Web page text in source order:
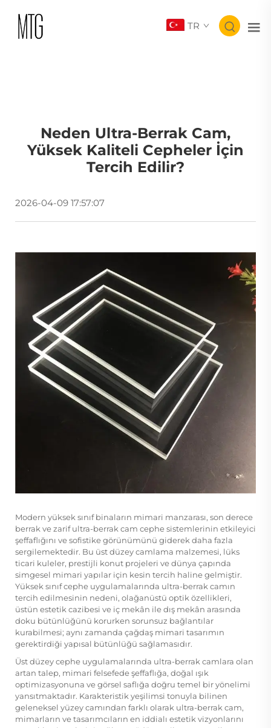
TR
Neden Ultra-Berrak Cam,
Yüksek Kaliteli Cepheler İçin
Tercih Edilir?
2026-04-09 17:57:07
Modern yüksek sınıf binaların mimari manzarası, son derece
berrak ve zarif ultra-berrak cam cephe sistemlerinin etkileyici
şeffaflığını ve sofistike görünümünü giderek daha fazla
sergilemektedir. Bu üst düzey camlama malzemesi, lüks
ticari kuleler, prestijli konut projeleri ve dünya çapında
simgesel mimari yapılar için kesin tercih haline gelmiştir.
Yüksek sınıf cephe uygulamalarında ultra-berrak camın
tercih edilmesinin nedeni, olağanüstü optik özellikleri,
üstün estetik cazibesi ve iç mekân ile dış mekân arasında
doku bütünlüğünü korurken sorunsuz bağlantılar
kurabilmesi; aynı zamanda çağdaş mimari tasarımın
gerektirdiği yapısal bütünlüğü sağlamasıdır.
Üst düzey cephe uygulamalarında ultra-berrak camlara olan
artan talep, mimari felsefede şeffaflığa, doğal ışık
optimizasyonuna ve görsel saflığa doğru temel bir yönelimi
yansıtmaktadır. Karakteristik yeşilimsi tonuyla bilinen
geleneksel yüzey camından farklı olarak ultra-berrak cam,
mimarların ve tasarımcıların en iddialı estetik vizyonlarını